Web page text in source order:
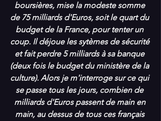
boursières, mise la modeste somme
de 75 milliards d'Euros, soit le quart du
budget de la France, pour tenter un
coup. Il déjoue les sytèmes de sécurité
et fait perdre 5 milliards à sa banque
(deux fois le budget du ministère de la
culture). Alors je m'interroge sur ce qui
se passe tous les jours, combien de
milliards d'Euros passent de main en
main, au dessus de tous ces français